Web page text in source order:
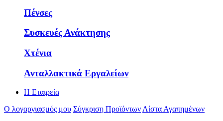
Πένσες
Συσκευές Ανάκτησης
Χτένια
Ανταλλακτικά Εργαλείων
Η Εταιρεία
Ο λογαργιασμός μου Σύγκριση ΠροϊόντωνΛίστα Αγαπημένων